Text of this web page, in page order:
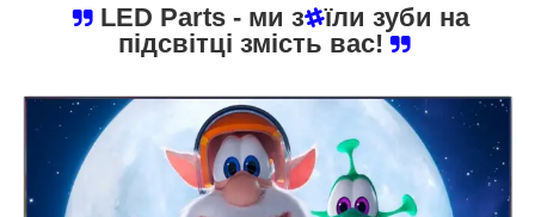
LED Parts - ми з
їли зуби на
підсвітці змість вас!